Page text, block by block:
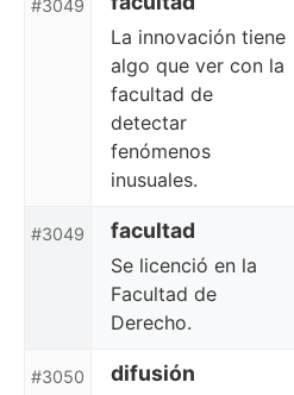
#3049
La innovación tiene
algo que ver con la
facultad de
detectar
fenómenos
inusuales.
#3049 facultad
Se licenció en la
Facultad de
Derecho.
#3050 difusión